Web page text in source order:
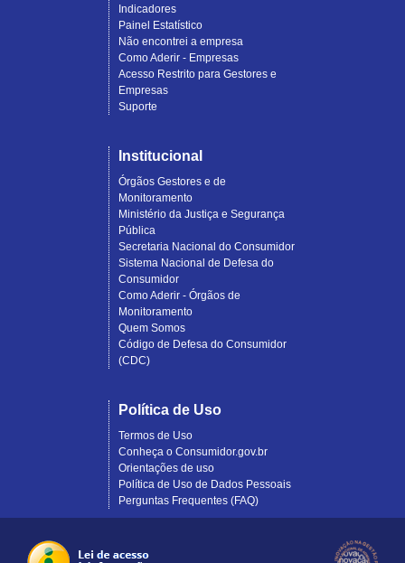
Indicadores
Painel Estatístico
Não encontrei a empresa
Como Aderir - Empresas
Acesso Restrito para Gestores e
Empresas
Suporte
Institucional
Órgãos Gestores e de
Monitoramento
Ministério da Justiça e Segurança
Pública
Secretaria Nacional do Consumidor
Sistema Nacional de Defesa do
Consumidor
Como Aderir - Órgãos de
Monitoramento
Quem Somos
Código de Defesa do Consumidor
(CDC)
Política de Uso
Termos de Uso
Conheça o Consumidor.gov.br
Orientações de uso
Política de Uso de Dados Pessoais
Perguntas Frequentes (FAQ)